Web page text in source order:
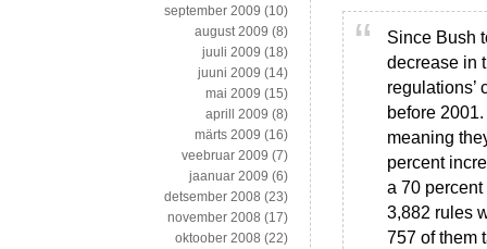
Since Bush
decrease in
regulations’
before
meaning
percent
a 70
3,882 rules
757 of them
september 2009 (10)
august 2009 (8)
juuli 2009 (18)
juuni 2009 (14)
mai 2009 (15)
aprill 2009 (8)
märts 2009 (16)
veebruar 2009 (7)
jaanuar 2009 (6)
detsember 2008 (23)
november 2008 (17)
oktoober 2008 (22)